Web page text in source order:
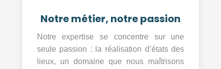
Notre métier, notre passion
Notre expertise se concentre sur une
seule passion : la réalisation d’états des
lieux, un domaine que nous maîtrisons